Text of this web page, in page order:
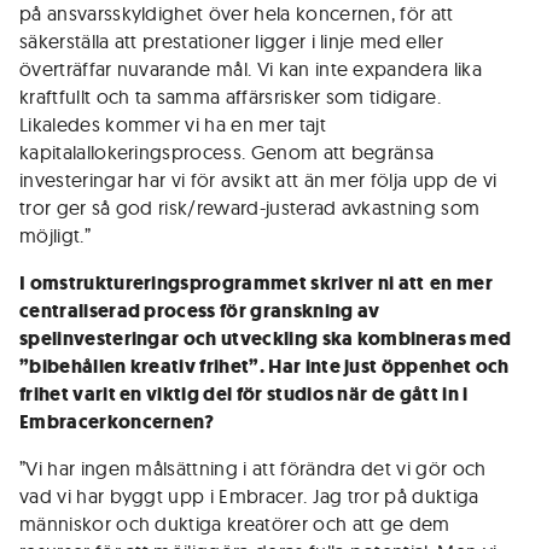
på ansvarsskyldighet över hela koncernen, för att
säkerställa att prestationer ligger i linje med eller
överträffar nuvarande mål. Vi kan inte expandera lika
kraftfullt och ta samma affärsrisker som tidigare.
Likaledes kommer vi ha en mer tajt
kapitalallokeringsprocess. Genom att begränsa
investeringar har vi för avsikt att än mer följa upp de vi
tror ger så god risk/reward-justerad avkastning som
möjligt.”
I omstruktureringsprogrammet skriver ni att en mer
centraliserad process för granskning av
spelinvesteringar och utveckling ska kombineras med
”bibehållen kreativ frihet”. Har inte just öppenhet och
frihet varit en viktig del för studios när de gått in i
Embracerkoncernen?
”Vi har ingen målsättning i att förändra det vi gör och
vad vi har byggt upp i Embracer. Jag tror på duktiga
människor och duktiga kreatörer och att ge dem